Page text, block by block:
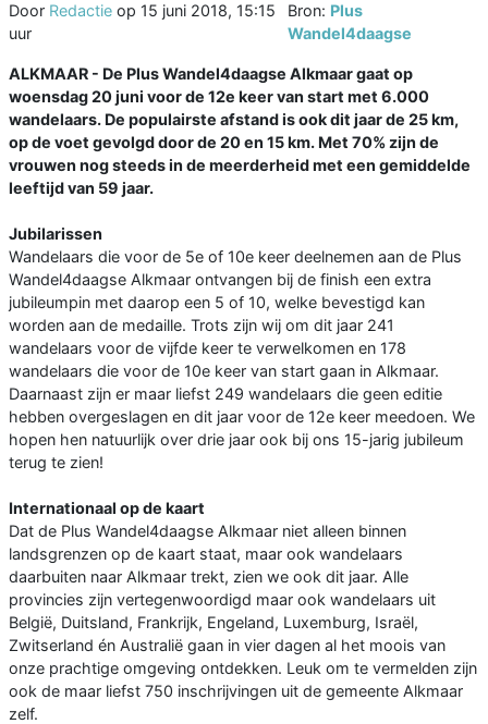
Door Redactie op 15 juni 2018, 15:15
uur
Bron: Plus
Wandel4daagse
ALKMAAR - De Plus Wandel4daagse Alkmaar gaat op
woensdag 20 juni voor de 12e keer van start met 6.000
wandelaars. De populairste afstand is ook dit jaar de 25 km,
op de voet gevolgd door de 20 en 15 km. Met 70% zijn de
vrouwen nog steeds in de meerderheid met een gemiddelde
leeftijd van 59 jaar.
Jubilarissen
Wandelaars die voor de 5e of 10e keer deelnemen aan de Plus
Wandel4daagse Alkmaar ontvangen bij de finish een extra
jubileumpin met daarop een 5 of 10, welke bevestigd kan
worden aan de medaille. Trots zijn wij om dit jaar 241
wandelaars voor de vijfde keer te verwelkomen en 178
wandelaars die voor de 10e keer van start gaan in Alkmaar.
Daarnaast zijn er maar liefst 249 wandelaars die geen editie
hebben overgeslagen en dit jaar voor de 12e keer meedoen. We
hopen hen natuurlijk over drie jaar ook bij ons 15-jarig jubileum
terug te zien!
Internationaal op de kaart
Dat de Plus Wandel4daagse Alkmaar niet alleen binnen
landsgrenzen op de kaart staat, maar ook wandelaars
daarbuiten naar Alkmaar trekt, zien we ook dit jaar. Alle
provincies zijn vertegenwoordigd maar ook wandelaars uit
België, Duitsland, Frankrijk, Engeland, Luxemburg, Israël,
Zwitserland én Australië gaan in vier dagen al het moois van
onze prachtige omgeving ontdekken. Leuk om te vermelden zijn
ook de maar liefst 750 inschrijvingen uit de gemeente Alkmaar
zelf.